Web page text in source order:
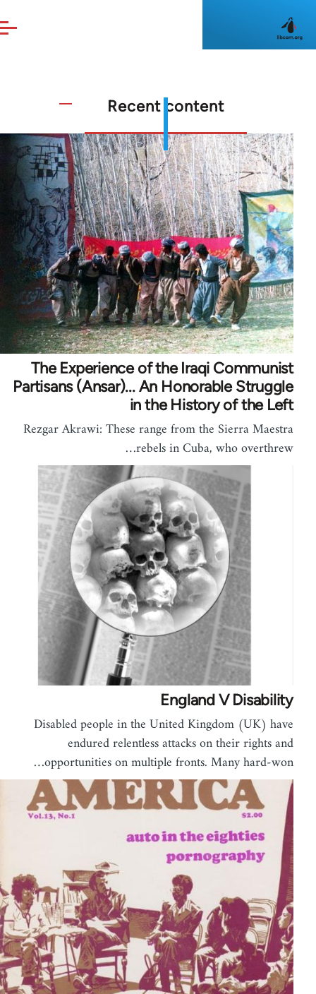
Recent content
The Experience of the Iraqi Communist
Partisans (Ansar)... An Honorable Struggle
in the History of the Left
Rezgar Akrawi: These range from the Sierra Maestra
rebels in Cuba, who overthrew…
England V Disability
Disabled people in the United Kingdom (UK) have
endured relentless attacks on their rights and
opportunities on multiple fronts. Many hard-won…